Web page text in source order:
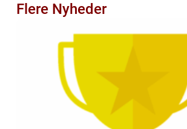
Flere Nyheder